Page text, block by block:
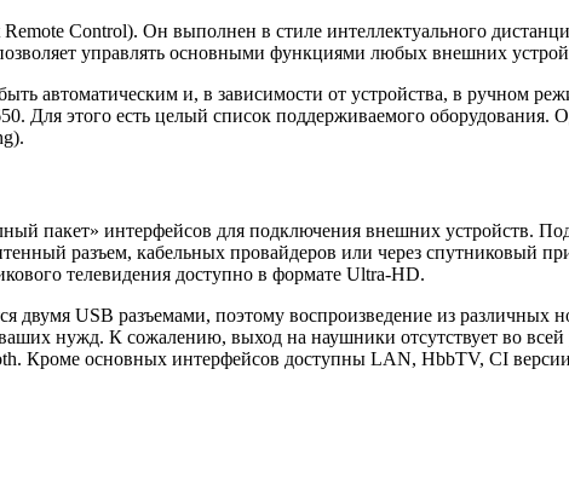
Control). Он выполнен в стиле интеллектуального
управлять основными функциями любых внешних
автоматическим и, в зависимости от устройства, в ручном
Для этого есть целый список поддерживаемого
пакет» интерфейсов для подключения внешних устройств.
разъем, кабельных провайдеров или через спутниковый
телевидения доступно в формате Ultra-HD.
двумя USB разъемами, поэтому воспроизведение из
нужд. К сожалению, выход на наушники отсутствует во всей
Кроме основных интерфейсов доступны LAN, HbbTV, CI